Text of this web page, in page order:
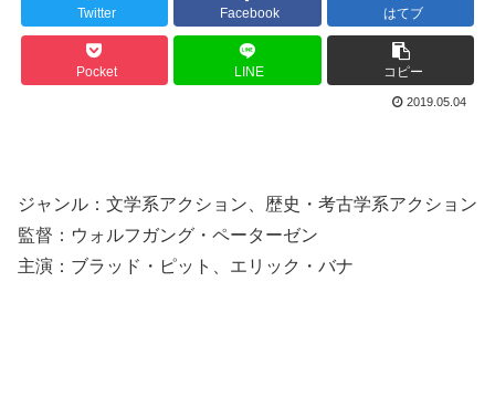
Twitter Facebook はてブ
Pocket LINE コピー
2019.05.04
ジャンル：文学系アクション、歴史・考古学系アクション
監督：ウォルフガング・ペーターゼン
主演：ブラッド・ピット、エリック・バナ